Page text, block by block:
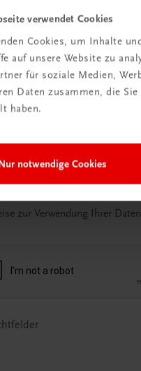
verwendet Cookies
Cookies, um Inhalte
auf unsere Website zu
für soziale Medien,
Daten zusammen, die
haben.
notwendige Cookies
Stadt*
möchte über Neuigkeiten
Sie einen Rabattcode
zur Verwendung Ihrer